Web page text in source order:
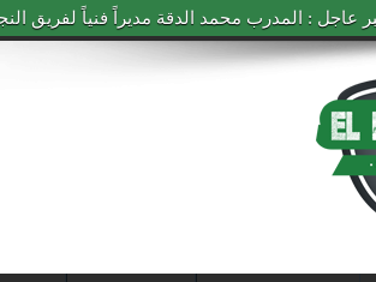
عاجل : المدرب محمد الدقة مديراً فنياً لفريق